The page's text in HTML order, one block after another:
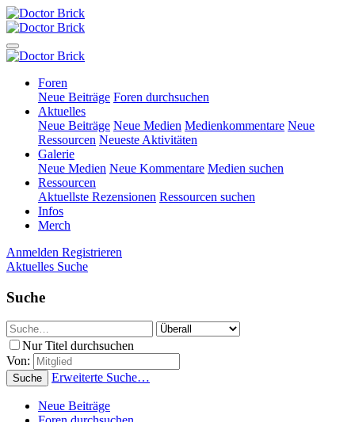
Foren
Neue Beiträge Foren durchsuchen
Aktuelles
Neue Beiträge Neue Medien Medienkommentare Neue
Ressourcen Neueste Aktivitäten
Galerie
Neue Medien Neue Kommentare Medien suchen
Ressourcen
Aktuellste Rezensionen Ressourcen suchen
Infos
Merch
Anmelden Registrieren
Aktuelles Suche
Suche
Nur Titel durchsuchen
Von:
Suche Erweiterte Suche…
Neue Beiträge